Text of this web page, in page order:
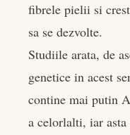
fibrele pielii si
sa se dezvolte.
Studiile arata, de
genetice in acest
contine mai putin
a celorlalti, iar asta